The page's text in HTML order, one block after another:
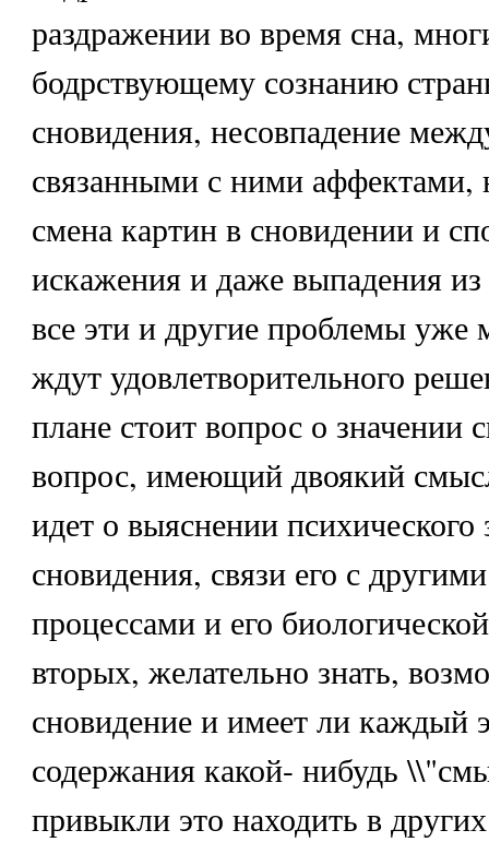
раздражении во время сна,
бодрствующему сознанию
сновидения, несовпадение
связанными с ними аффектами,
смена картин в сновидении и
искажения и даже выпадения
все эти и другие проблемы уже
ждут удовлетворительного
плане стоит вопрос о значении
вопрос, имеющий двоякий
идет о выяснении психического
сновидения, связи его с
процессами и его
вторых, желательно знать,
сновидение и имеет ли каждый
содержания какой- нибудь
привыкли это находить в